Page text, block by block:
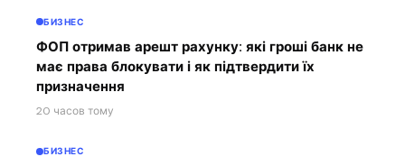
БИЗНЕС
ФОП отримав арешт рахунку: які гроші банк не
має права блокувати і як підтвердити їх
призначення
20 часов тому
БИЗНЕС